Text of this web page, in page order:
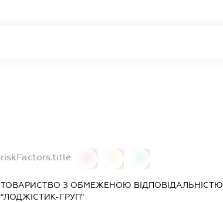
riskFactors.title
ТОВАРИСТВО З ОБМЕЖЕНОЮ ВІДПОВІДАЛЬНІСТЮ
"ЛОДЖІСТИК-ГРУП"